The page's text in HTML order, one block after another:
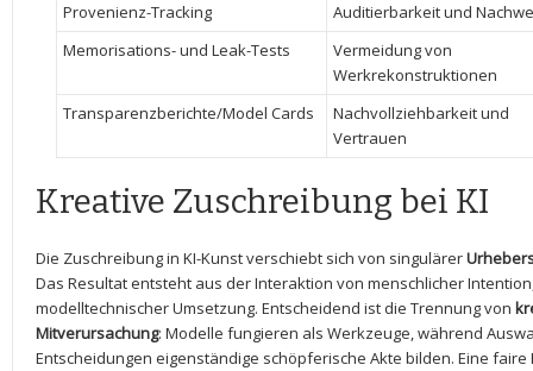
Provenienz-Tracking
Auditierbarkeit und
Memorisations- und Leak-Tests
Vermeidung von
Werkrekonstruktionen
Transparenzberichte/Model Cards
Nachvollziehbarkeit und
Vertrauen
Kreative Zuschreibung bei KI
Die Zuschreibung in KI-Kunst verschiebt sich von‍ singulärer
Das Resultat entsteht aus der ⁤Interaktion von menschlicher
modelltechnischer Umsetzung. Entscheidend ist die Trennung von
Mitverursachung: Modelle fungieren als Werkzeuge, während
Entscheidungen eigenständige schöpferische Akte bilden. Eine